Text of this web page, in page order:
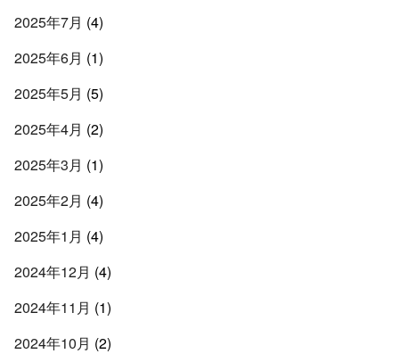
2025年7月 (4)
2025年6月 (1)
2025年5月 (5)
2025年4月 (2)
2025年3月 (1)
2025年2月 (4)
2025年1月 (4)
2024年12月 (4)
2024年11月 (1)
2024年10月 (2)